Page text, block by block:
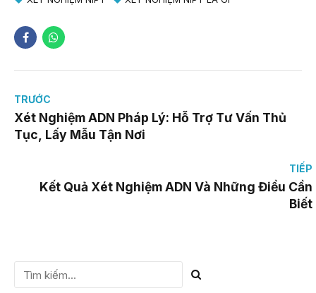
TRƯỚC
Xét Nghiệm ADN Pháp Lý: Hỗ Trợ Tư Vấn Thủ
Tục, Lấy Mẫu Tận Nơi
TIẾP
Kết Quả Xét Nghiệm ADN Và Những Điều Cần
Biết